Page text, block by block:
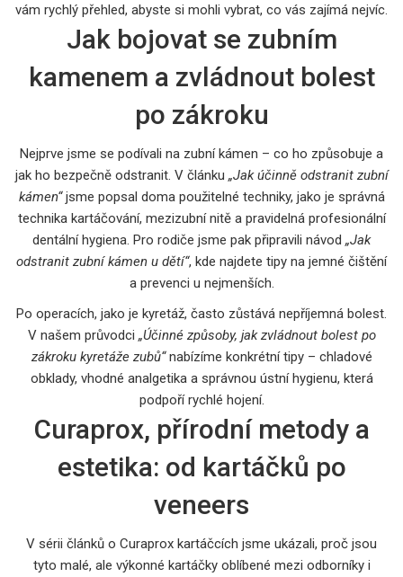
vám rychlý přehled, abyste si mohli vybrat, co vás zajímá nejvíc.
Jak bojovat se zubním
kamenem a zvládnout bolest
po zákroku
Nejprve jsme se podívali na zubní kámen – co ho způsobuje a
jak ho bezpečně odstranit. V článku „Jak účinně odstranit zubní
kámen“jsme popsal doma použitelné techniky, jako je správná
technika kartáčování, mezizubní nitě a pravidelná profesionální
dentální hygiena. Pro rodiče jsme pak připravili návod „Jak
odstranit zubní kámen u dětí“, kde najdete tipy na jemné čištění
a prevenci u nejmenších.
Po operacích, jako je kyretáž, často zůstává nepříjemná bolest.
V našem průvodci „Účinné způsoby, jak zvládnout bolest po
zákroku kyretáže zubů“nabízíme konkrétní tipy – chladové
obklady, vhodné analgetika a správnou ústní hygienu, která
podpoří rychlé hojení.
Curaprox, přírodní metody a
estetika: od kartáčků po
veneers
V sérii článků o Curaprox kartáčcích jsme ukázali, proč jsou
tyto malé, ale výkonné kartáčky oblíbené mezi odborníky i